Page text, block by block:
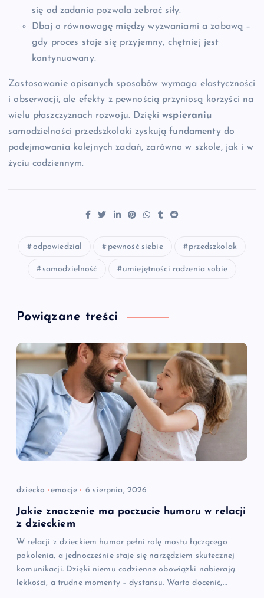
się od zadania pozwala zebrać siły.
Dbaj o równowagę między wyzwaniami a zabawą –
gdy proces staje się przyjemny, chętniej jest
kontynuowany.
Zastosowanie opisanych sposobów wymaga elastyczności
i obserwacji, ale efekty z pewnością przyniosą korzyści na
wielu płaszczyznach rozwoju. Dziękiwspieraniu
samodzielności przedszkolaki zyskują fundamenty do
podejmowania kolejnych zadań, zarówno w szkole, jak i w
życiu codziennym.
odpowiedzial pewność siebie przedszkolak
samodzielność umiejętności radzenia sobie
Powiązane treści
dziecko emocje 6 sierpnia, 2026
Jakie znaczenie ma poczucie humoru w relacji
z dzieckiem
W relacji z dzieckiem humor pełni rolę mostu łączącego
pokolenia, a jednocześnie staje się narzędziem skutecznej
komunikacji. Dzięki niemu codzienne obowiązki nabierają
lekkości, a trudne momenty – dystansu. Warto docenić,…